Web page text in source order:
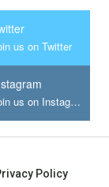
us on Twitter
Join us on Instagram
Policy